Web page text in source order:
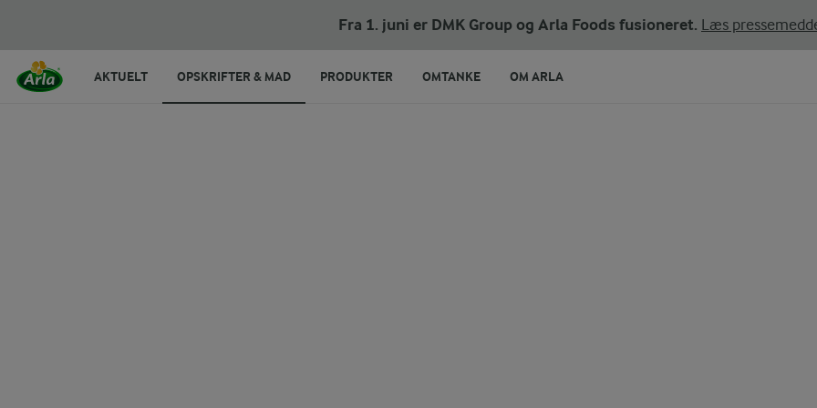
Fra 1. juni er DMK Group og Arla Foods fusioneret. Læs
AKTUELT OPSKRIFTER & MAD PRODUKTER OMTANKE OM ARLA